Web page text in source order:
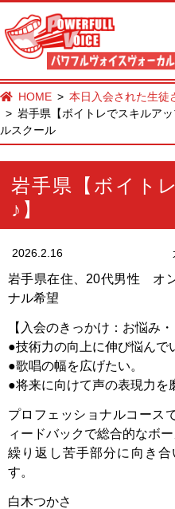
HOME
本日入会された生徒
岩手県【ボイトレでスキルア
ルスクール
岩手県【ボイト
♪】
2026.2.16
岩手県在住、20代男性 オ
ナル希望
【入会のきっかけ：お悩み・
●技術力の向上に伸び悩んで
●歌唱の幅を広げたい。
●将来に向けて声の表現力を
プロフェッショナルコース
ィードバックで総合的なボ
繰り返し苦手部分に向き
す。
白木つかさ